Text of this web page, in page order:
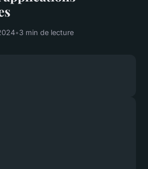
•3 min de lecture